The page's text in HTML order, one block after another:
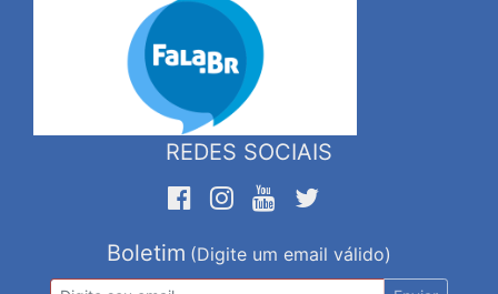
REDES SOCIAIS
Boletim (Digite um email válido)